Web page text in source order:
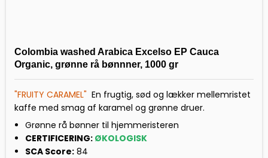
Colombia washed Arabica Excelso EP Cauca
Organic, grønne rå bønnner, 1000 gr
"FRUITY CARAMEL" En frugtig, sød og lækker mellemristet
kaffe med smag af karamel og grønne druer.
Grønne rå bønner til hjemmeristeren
CERTIFICERING: ØKOLOGISK
SCA Score:84